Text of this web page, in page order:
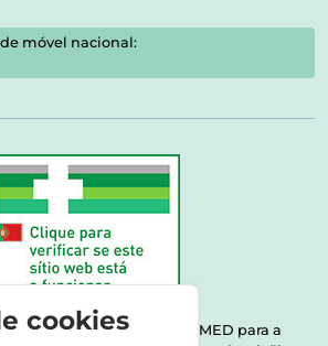
móvel nacional:
se autorizada pelo INFARMED para a
cookies